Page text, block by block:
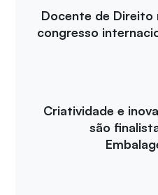
Docente de Direito
congresso
Criatividade e
são